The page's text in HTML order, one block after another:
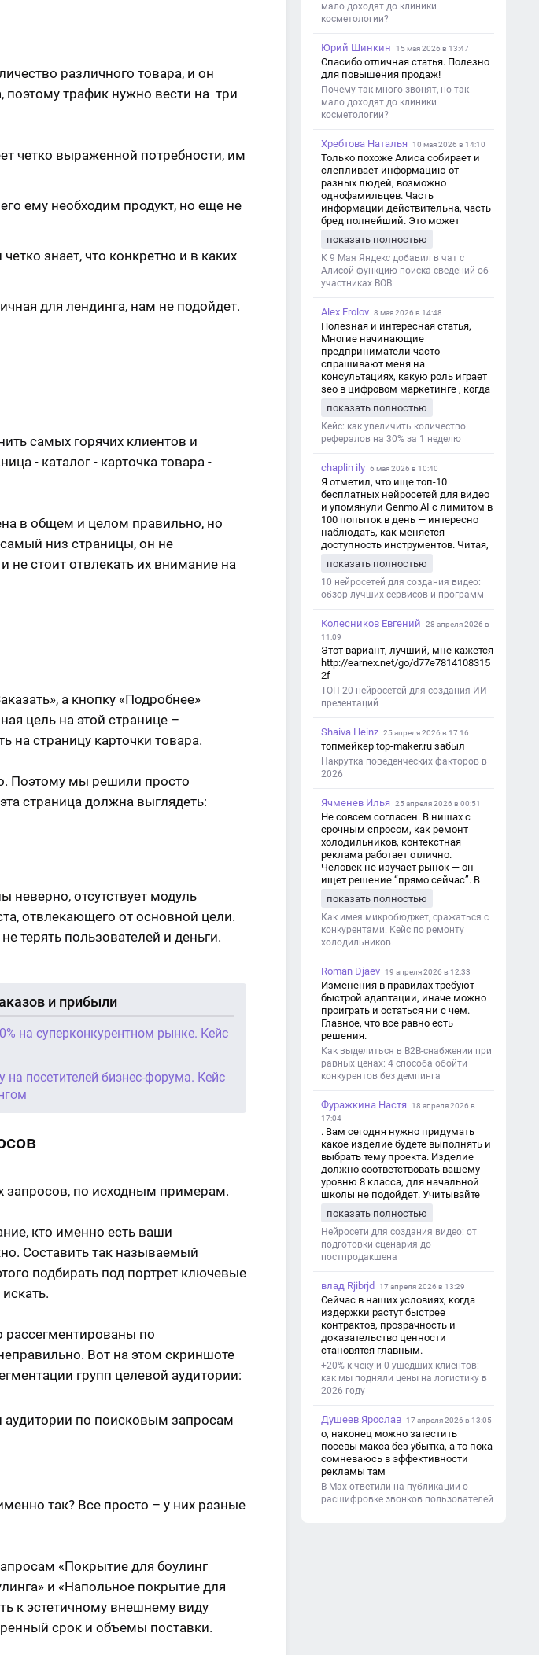
различного товара, и он
поэтому трафик нужно вести на три
четко выраженной потребности, им
ему необходим продукт, но еще не
знает, что конкретно и в каких
для лендинга, нам не подойдет.
самых горячих клиентов и
- каталог - карточка товара -
в общем и целом правильно, но
самый низ страницы, он не
не стоит отвлекать их внимание на
а кнопку «Подробнее»
цель на этой странице –
на страницу карточки товара.
Поэтому мы решили просто
страница должна выглядеть:
отсутствует модуль
отвлекающего от основной цели.
терять пользователей и деньги.
и прибыли
на суперконкурентном рынке. Кейс
на посетителей бизнес-форума. Кейс
запросов, по исходным примерам.
кто именно есть ваши
Составить так называемый
подбирать под портрет ключевые
по
Вот на этом скриншоте
групп целевой аудитории:
так? Все просто – у них разные
«Покрытие для боулинг
и «Напольное покрытие для
к эстетичному внешнему виду
срок и объемы поставки.
мало доходят до клиники
косметологии?
Юрий Шинкин 15 мая 2026 в 13:47
Спасибо отличная статья. Полезно
для повышения продаж!
Почему так много звонят, но так
мало доходят до клиники
косметологии?
Хребтова Наталья 10 мая 2026 в 14:10
Только похоже Алиса собирает и
слепливает информацию от
разных людей, возможно
однофамильцев. Часть
информации действительна, часть
бред полнейший. Это может
дезинформации
показать полностью
К 9 Мая Яндекс добавил в чат с
Алисой функцию поиска сведений об
участниках ВОВ
Alex Frolov 8 мая 2026 в 14:48
Полезная и интересная статья,
Многие начинающие
предприниматели часто
спрашивают меня на
консультациях, какую роль играет
seo в цифровом маркетинге , когда
обсуждаем их проект:
https://aseotop.com/kakuyu-rol-igraet-
seo-v-czifrovom-marketinge/
показать полностью
Кейс: как увеличить количество
рефералов на 30% за 1 неделю
chaplin ily 6 мая 2026 в 10:40
Я отметил, что ище топ-10
бесплатных нейросетей для видео
и упомянули Genmo.AI с лимитом в
100 попыток в день — интересно
наблюдать, как меняется
доступность инструментов. Читая,
с короткими клипами в телеграм-
каналах YAGLA и Kokoc Group. Flux 2
показать полностью
10 нейросетей для создания видео:
обзор лучших сервисов и программ
Колесников Евгений
28 апреля 2026 в
11:09
Этот вариант, лучший, мне кажется
http://earnex.net/go/d77e7814108315
2f
ТОП-20 нейросетей для создания ИИ
презентаций
Shaiva Heinz 25 апреля 2026 в 17:16
топмейкер top-maker.ru забыл
Накрутка поведенческих факторов в
2026
Ячменев Илья 25 апреля 2026 в 00:51
Не совсем согласен. В нишах с
срочным спросом, как ремонт
холодильников, контекстная
реклама работает отлично.
Человек не изучает рынок — он
ищет решение “прямо сейчас”. В
и ловит самый горячий трафик,
тогда как SEO в таких задачах
просто не успевает.
показать полностью
Как имея микробюджет, сражаться с
конкурентами. Кейс по ремонту
холодильников
Roman Djaev 19 апреля 2026 в 12:33
Изменения в правилах требуют
быстрой адаптации, иначе можно
проиграть и остаться ни с чем.
Главное, что все равно есть
решения.
Как выделиться в B2B-снабжении при
равных ценах: 4 способа обойти
конкурентов без демпинга
Фуражкина Настя
18 апреля 2026 в
17:04
. Вам сегодня нужно придумать
какое изделие будете выполнять и
выбрать тему проекта. Изделие
должно соответствовать вашему
уровню 8 класса, для начальной
школы не подойдет. Учитывайте
уровня работы. Структура проекта 1.
Титульный лист - Название школы.
- Тип работы: «Проектная работа». -
Тема проекта. - Кто выполнил:
должность учителя. - Город, год. 2.
Введение - Актуальность темы
(почему это важно). - Цель и
задачи проекта. - Объект и предмет
исследования. - Методы работы. 3.
Основная часть - Теоретическая
основные понятия. - Практическая
глава: что сделано (исследование,
опрос, создание изделия и т. д.). -
Заключение - Краткие выводы по
проекту. - Достигнута ли цель. -
Практическая значимость работы.
5. Список литературы Перечень
использованных книг, статей,
сайтов. 6. Приложения (по
необходимости) Таблицы,
показать полностью
Нейросети для создания видео: от
подготовки сценария до
постпродакшена
влад Rjibrjd 17 апреля 2026 в 13:29
Сейчас в наших условиях, когда
издержки растут быстрее
контрактов, прозрачность и
доказательство ценности
становятся главным.
+20% к чеку и 0 ушедших клиентов:
как мы подняли цены на логистику в
2026 году
Душеев Ярослав 17 апреля 2026 в 13:05
о, наконец можно затестить
посевы макса без убытка, а то пока
сомневаюсь в эффективности
рекламы там
В Max ответили на публикации о
расшифровке звонков пользователей